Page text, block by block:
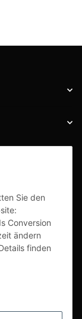
Sie den
Conversion
ändern
finden